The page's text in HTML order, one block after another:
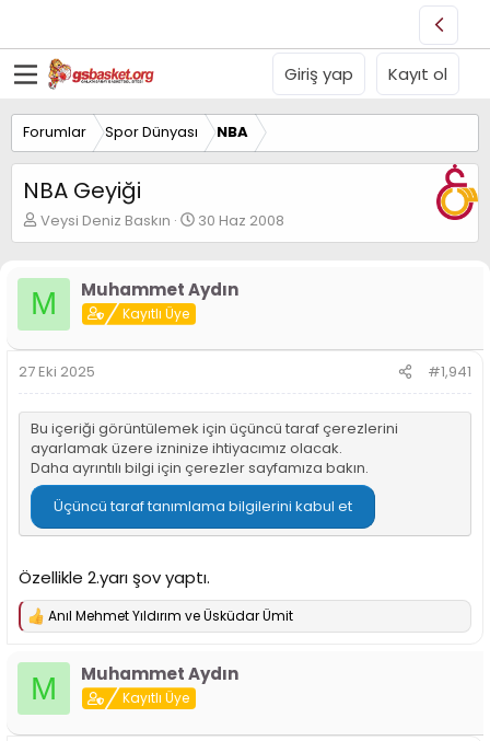
Giriş yap Kayıt ol
Forumlar Spor Dünyası NBA
NBA Geyiği
K
o
u
y
u
B
a
ş
l
a
t
a
n
Veysi Deniz Baskın
B
a
a
ı
t
a
r
i
h
30 Haz 2008
M Muhammet Aydın
Kayıtlı Üye
27 Eki 2025 #1,941
Bu içeriği görüntülemek için üçüncü taraf çerezlerini
ayarlamak üzere izninize ihtiyacımız olacak.
Daha ayrıntılı bilgi için çerezler sayfamıza bakın.
Üçüncü taraf tanımlama bilgilerini kabul et
Özellikle 2.yarı şov yaptı.
T
p
l
Anıl Mehmet Yıldırım veÜsküdar Ümit
M Muhammet Aydın
Kayıtlı Üye